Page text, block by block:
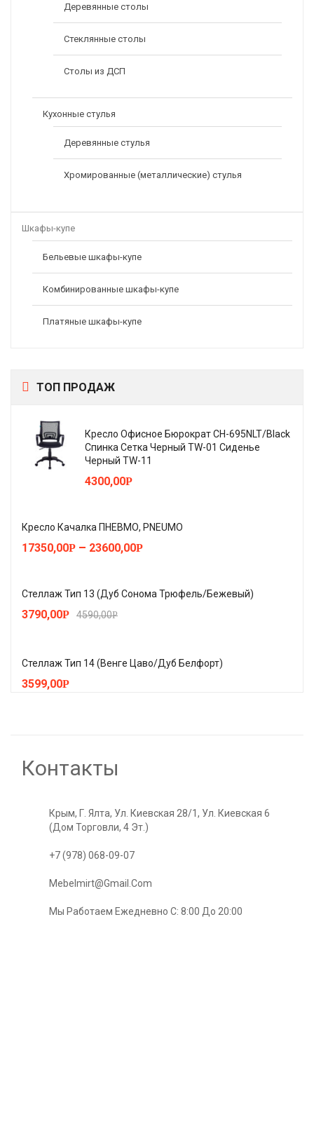
Деревянные столы
Стеклянные столы
Столы из ДСП
Кухонные стулья
Деревянные стулья
Хромированные (металлические) стулья
Шкафы-купе
Бельевые шкафы-купе
Комбинированные шкафы-купе
Платяные шкафы-купе
ТОП ПРОДАЖ
Кресло Офисное Бюрократ CH-695NLT/Black
Спинка Сетка Черный TW-01 Сиденье
Черный TW-11
4300,00Р
Кресло Качалка ПНЕВМО, PNEUMO
17350,00Р – 23600,00Р
Стеллаж Тип 13 (Дуб Сонома Трюфель/Бежевый)
4590,00Р
3790,00Р
Стеллаж Тип 14 (Венге Цаво/Дуб Белфорт)
3599,00Р
Контакты
Крым, Г. Ялта, Ул. Киевская 28/1, Ул. Киевская 6
(Дом Торговли, 4 Эт.)
+7 (978) 068-09-07
Mebelmirt@gmail.com
Мы Работаем Ежедневно С: 8:00 До 20:00